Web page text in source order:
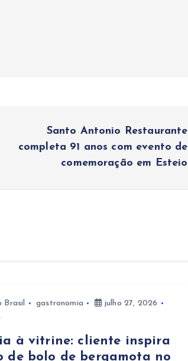
Santo Antonio Restaurante
completa 91 anos com evento de
comemoração em Esteio
Brasil gastronomia
julho 27, 2026
à vitrine: cliente inspira
de bolo de bergamota no